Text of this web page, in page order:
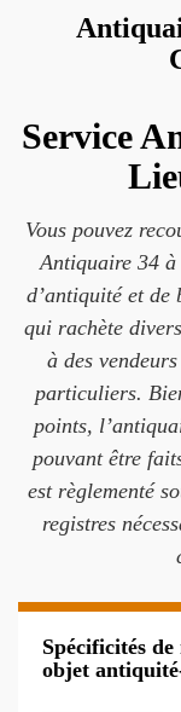
Service
Vous pouvez
Antiquaire 34 à
d’antiquité et de
qui rachète
à des
particuliers.
points,
pouvant être
est règlementé
registres
Spécificités
objet